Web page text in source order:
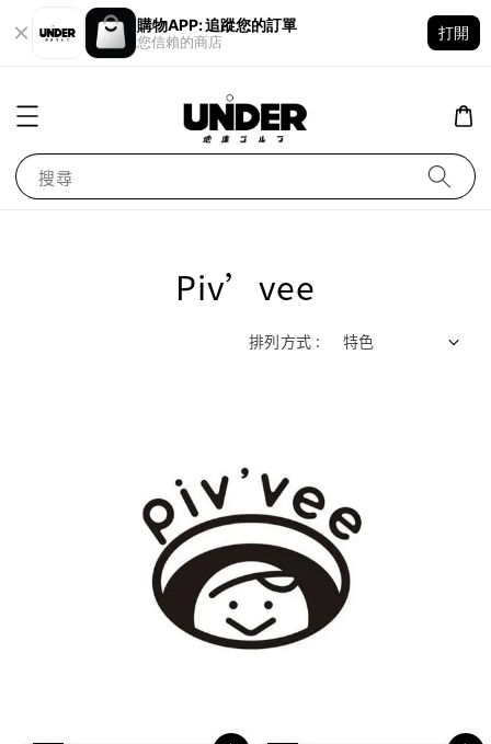
購物APP: 追蹤您的訂單
您信賴的商店
打開
搜尋
Piv’vee
排列方式 :